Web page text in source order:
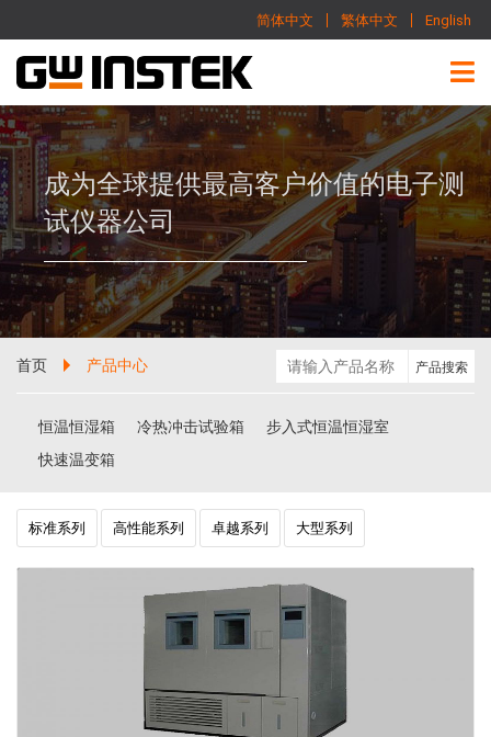
简体中文 繁体中文 English
成为全球提供最高客户价值的电子测
试仪器公司
首页 产品中心
恒温恒湿箱 冷热冲击试验箱
步入式恒温恒湿室
快速温变箱
标准系列 高性能系列 卓越系列 大型系列